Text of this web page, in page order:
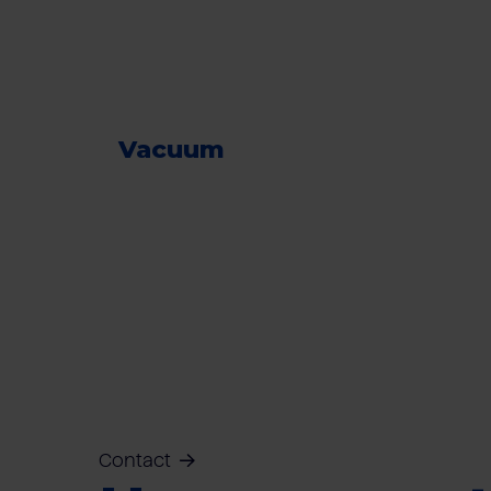
Vacuum
Contact